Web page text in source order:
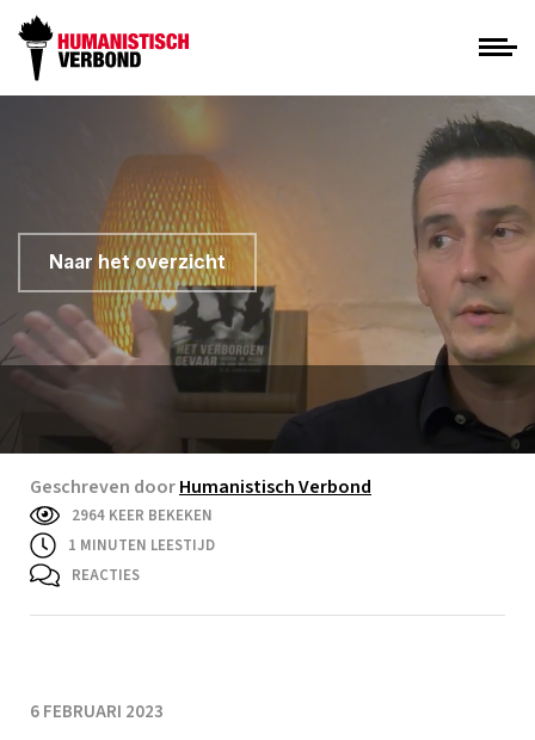
Naar het overzicht
Geschreven doorHumanistisch Verbond
2964 KEER BEKEKEN
1 MINUTEN LEESTIJD
REACTIES
6 FEBRUARI 2023